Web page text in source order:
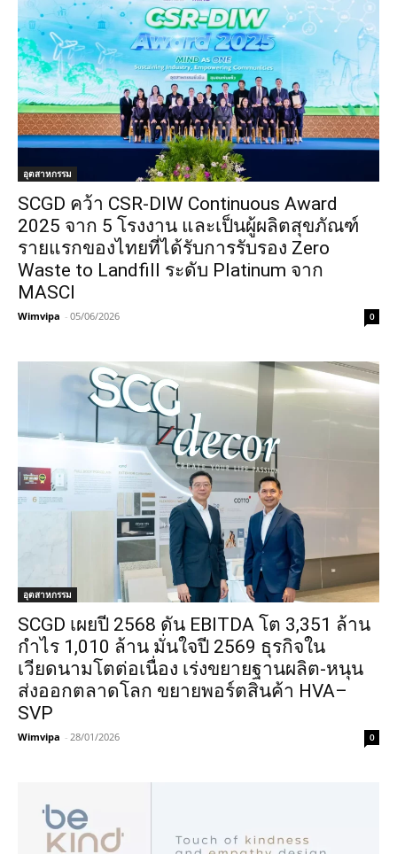
อุตสาหกรรม
SCGD คว้า CSR-DIW Continuous Award
2025 จาก 5 โรงงาน และเป็นผู้ผลิตสุขภัณฑ์
รายแรกของไทยที่ได้รับการรับรอง Zero
Waste to Landfill ระดับ Platinum จาก
MASCI
Wimvipa - 05/06/2026 0
อุตสาหกรรม
SCGD เผยปี 2568 ดัน EBITDA โต 3,351 ล้าน
กำไร 1,010 ล้าน มั่นใจปี 2569 ธุรกิจใน
เวียดนามโตต่อเนื่อง เร่งขยายฐานผลิต-หนุน
ส่งออกตลาดโลก ขยายพอร์ตสินค้า HVA–
SVP
Wimvipa - 28/01/2026 0